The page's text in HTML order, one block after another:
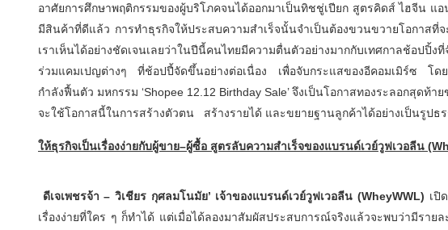
อาศัยการศึกษาพฤติกรรมของผู้บริโภคจนได้ออกมาเป็นทิชชู่เปียก สูตรคิดส์ ไฮจีน แ
มีสินค้าที่ดีแล้ว การทำธุรกิจให้ประสบความสำเร็จนั้นจำเป็นต้องขวนขวายโอกาสที่
เราเห็นได้อย่างชัดเจนเลยว่าในปีนี้คนไทยมีความตื่นตัวอย่างมากกับเทศกาลช้อป
ร่วมแคมเปญต่างๆ ที่ช้อปปี้จัดขึ้นอย่างต่อเนื่อง เพื่อจับกระแสของอีคอมเมิร์ซ โดย
กำลังฟื้นตัว มหกรรม ‘Shopee 12.12 Birthday Sale’ จึงเป็นโอกาสทองระลอกสุดท้
จะใช้โอกาสนี้ในการสร้างตัวตน สร้างรายได้ และขยายฐานลูกค้าได้อย่างเป็นรูปธ
ให้ธุรกิจเป็นเรื่องง่ายกับผู้ขาย–ผู้ซื้อ สูตรลับความสำเร็จของแบรนด์เวย์วูฟเวอลีน
ดีเจเพชรจ้า–วิเชียร กุศลมโนมัย’ เจ้าของแบรนด์เวย์วูฟเวอลีน(WheyWWL) เปิ
เรื่องง่ายที่ใคร ๆ ก็ทำได้ แต่เมื่อได้ลองมาสัมผัสประสบการณ์จริงแล้วจะพบว่ามีรา